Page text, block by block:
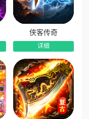
，完成每日任务即可
双重活动持续开启，福
侠客传奇
详细